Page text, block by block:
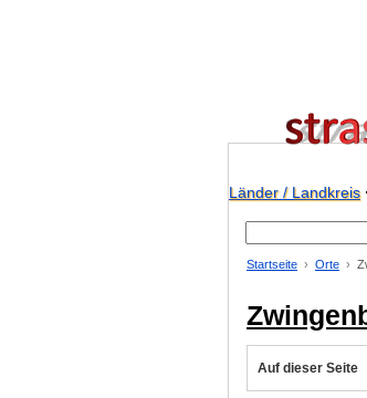
Länder / Landkreis
Startseite Orte
Auf dieser Seite